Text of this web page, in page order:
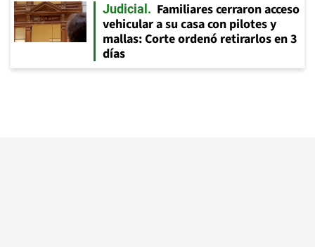
Judicial
Familiares cerraron acceso
vehicular a su casa con pilotes y
mallas: Corte ordenó retirarlos en 3
días